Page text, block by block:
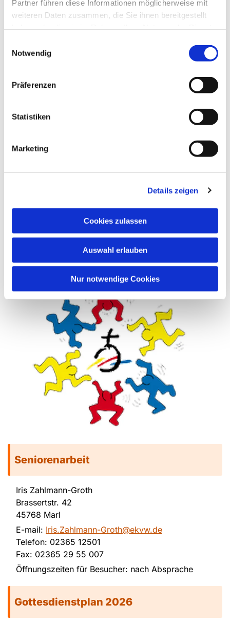
Partner führen diese Informationen möglicherweise mit
weiteren Daten zusammen, die Sie ihnen bereitgestellt
Notwendig
Präferenzen
Statistiken
Marketing
Details zeigen
Cookies zulassen
Auswahl erlauben
Nur notwendige Cookies
Öffnungzeiten:
Mo., Di., Do. u. Fr.:
Mi.:
Evangelische Jugend
Seniorenarbeit
Iris Zahlmann-Groth
Brassertstr. 42
45768 Marl
E-mail: Iris.Zahlmann-Groth@ekvw.de
Telefon: 02365 12501
Fax: 02365 29 55 007
Öffnungszeiten für Besucher: nach Absprache
Gottesdienstplan 2026